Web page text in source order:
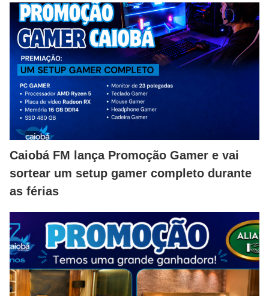
Caiobá FM lança Promoção Gamer e vai
sortear um setup gamer completo durante
as férias